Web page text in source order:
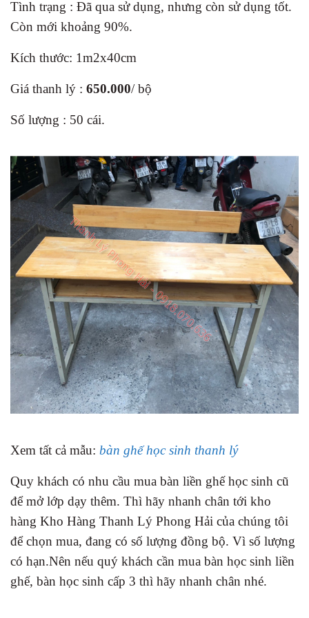
Tình trạng : Đã qua sử dụng, nhưng còn sử dụng tốt.
Còn mới khoảng 90%.
Kích thước: 1m2x40cm
Giá thanh lý : 650.000/ bộ
Số lượng : 50 cái.
Xem tất cả mẫu: bàn ghế học sinh thanh lý
Quy khách có nhu cầu mua bàn liền ghế học sinh cũ
để mở lớp dạy thêm. Thì hãy nhanh chân tới kho
hàng Kho Hàng Thanh Lý Phong Hải của chúng tôi
để chọn mua, đang có số lượng đồng bộ. Vì số lượng
có hạn.Nên nếu quý khách cần mua bàn học sinh liền
ghế, bàn học sinh cấp 3 thì hãy nhanh chân nhé.